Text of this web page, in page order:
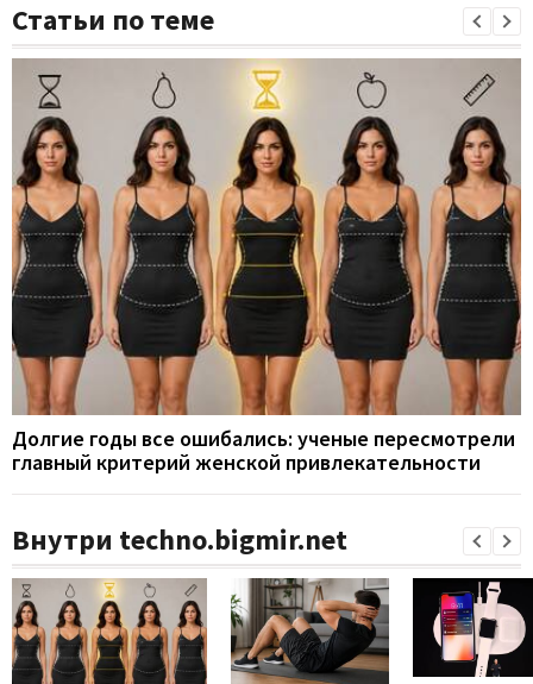
Статьи по теме
Долгие годы все ошибались: ученые пересмотрели
главный критерий женской привлекательности
Внутри techno.bigmir.net